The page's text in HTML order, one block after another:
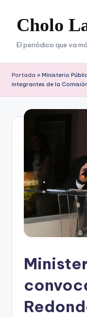
Saltar
contenido
Cholo
El periódico que va
Portada » Ministerio
integrantes de la